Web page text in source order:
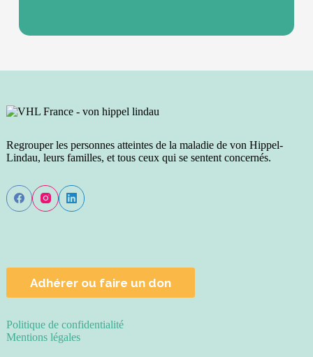
Regrouper les personnes atteintes de la maladie de von Hippel-
Lindau, leurs familles, et tous ceux qui se sentent concernés.
Adhérer ou faire un don
Politique de confidentialité
Mentions légales